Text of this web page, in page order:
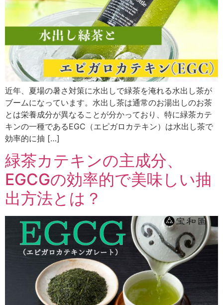
近年、夏場の暑さ対策に水出しで緑茶を淹れる水出し茶が
ブームになっています。水出し茶は通常のお湯出しのお茶
とは栄養成分が異なることが分かっており、特に緑茶カテ
キンの一種であるEGC（エピガロカテキン）は水出し茶で
効率的に抽 […]
緑茶カテキンの主成分、
EGCGの効率的で美味しい抽
出方法とは？